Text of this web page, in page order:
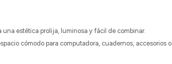
estética prolija, luminosa y fácil de combinar.
cómodo para computadora, cuadernos, accesorios o